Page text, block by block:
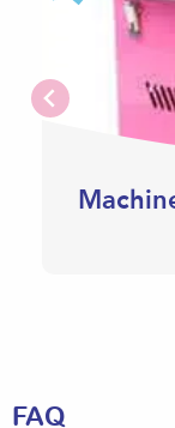
FAQ